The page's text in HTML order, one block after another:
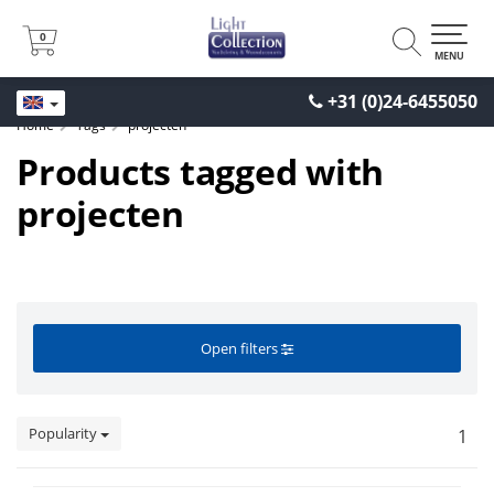
+31 (0)24-6455050
0
0
MENU
Home Tags projecten
Products tagged with
projecten
Open filters
Popularity 1